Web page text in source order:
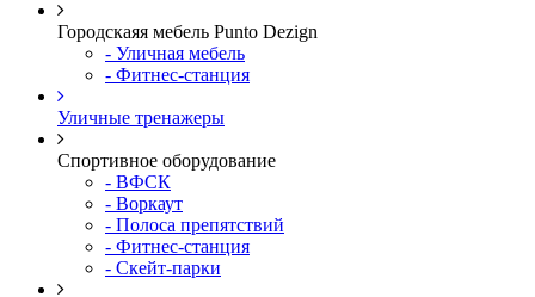
Городскаяя мебель Punto Dezign
- Уличная мебель
- Фитнес-станция
Уличные тренажеры
Спортивное оборудование
- ВФСК
- Воркаут
- Полоса препятствий
- Фитнес-станция
- Скейт-парки